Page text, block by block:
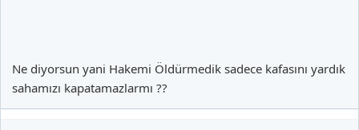
Ne diyorsun yani Hakemi Öldürmedik sadece kafasını yardık
sahamızı kapatamazlarmı ??